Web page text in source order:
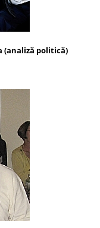
(analiză politică)